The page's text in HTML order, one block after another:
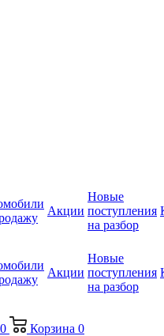
Акции
Новые
поступления
на разбор
Акции
Новые
поступления
на разбор
0 Корзина 0